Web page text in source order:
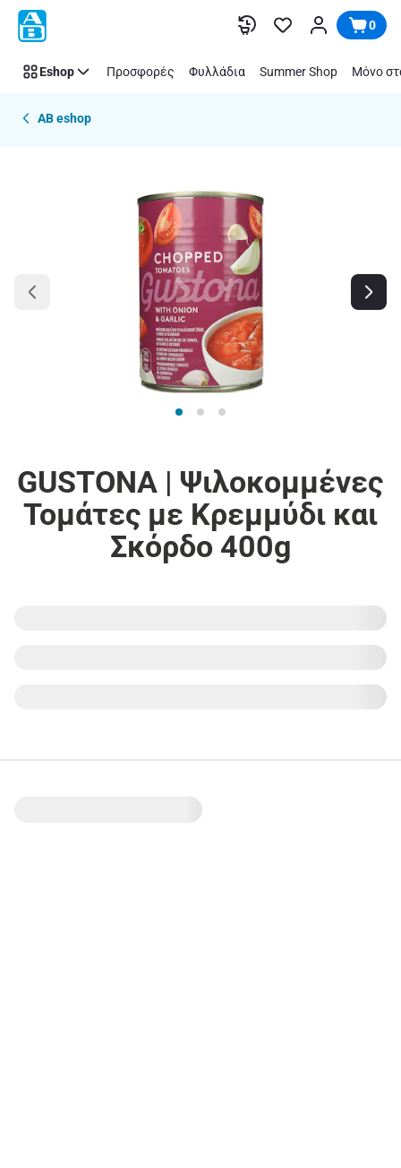
Παράλειψη 0
Eshop Προσφορές Φυλλάδια Summer Shop Μόνο
AB eshop
GUSTONA | Ψιλοκομμένες
Τομάτες με Κρεμμύδι και
Σκόρδο 400g